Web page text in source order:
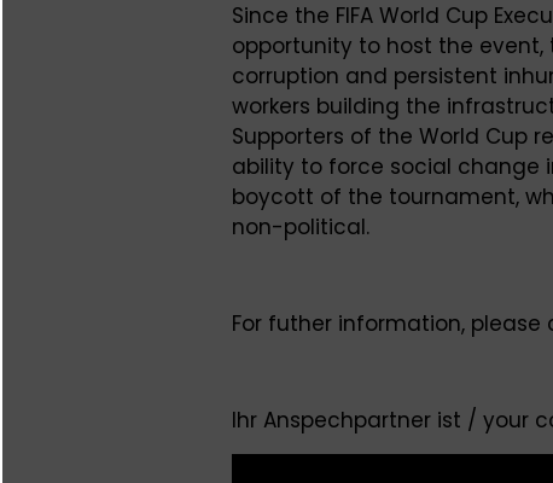
Since the FIFA World Cup
opportunity to host the
corruption and persistent
workers building the
Supporters of the World Cup
ability to force social change
boycott of the tournament,
non-political.
For futher information,
Ihr Anspechpartner ist / your